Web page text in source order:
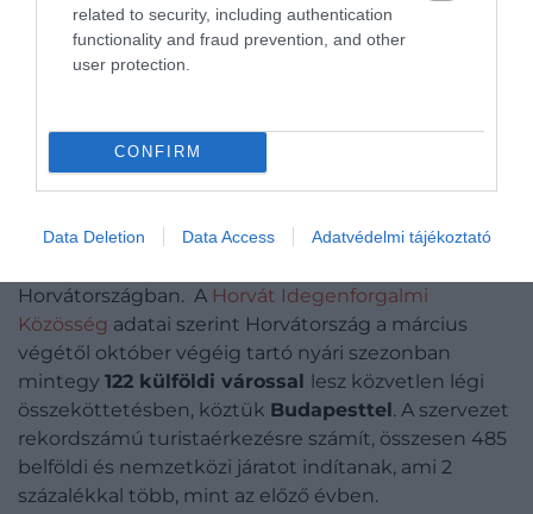
related to security, including authentication
functionality and fraud prevention, and other
user protection.
CONFIRM
Data Deletion Data Access Adatvédelmi tájékoztató
Omis, Horvátország Fotó:vchal, Shutterstock
Nemrégszámoltunk be róla
, hogy várva várt
Horvátországban. A Horvát Idegenforgalmi
Közösség adatai szerint Horvátország a március
végétől október végéig tartó nyári szezonban
mintegy 122 külföldi várossal lesz közvetlen légi
összeköttetésben, köztük Budapesttel. A szervezet
rekordszámú turistaérkezésre számít, összesen 485
belföldi és nemzetközi járatot indítanak, ami 2
százalékkal több, mint az előző évben.